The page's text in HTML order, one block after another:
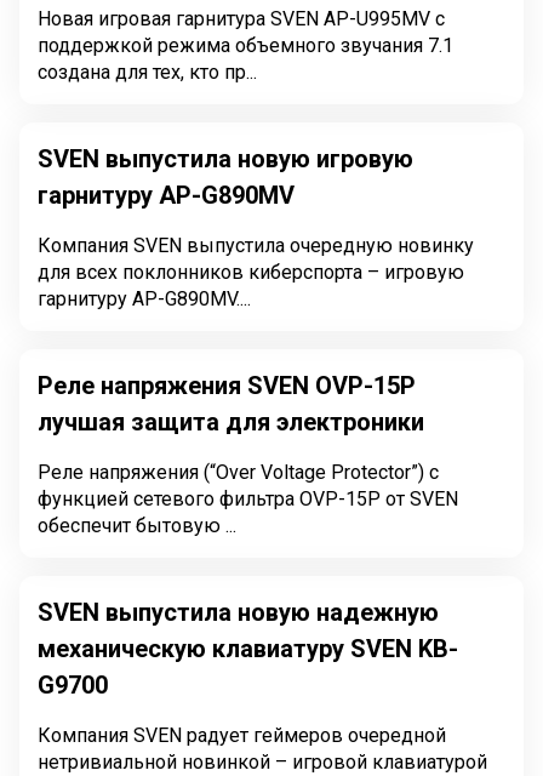
Новая игровая гарнитура SVEN AP-U995MV с
поддержкой режима объемного звучания 7.1
создана для тех, кто пр...
SVEN выпустила новую игровую
гарнитуру AP-G890MV
Компания SVEN выпустила очередную новинку
для всех поклонников киберспорта – игровую
гарнитуру AP-G890MV....
Реле напряжения SVEN OVP-15P
лучшая защита для электроники
Реле напряжения (“Over Voltage Protector”) с
функцией сетевого фильтра OVP-15P от SVEN
обеспечит бытовую ...
SVEN выпустила новую надежную
механическую клавиатуру SVEN KB-
G9700
Компания SVEN радует геймеров очередной
нетривиальной новинкой – игровой клавиатурой